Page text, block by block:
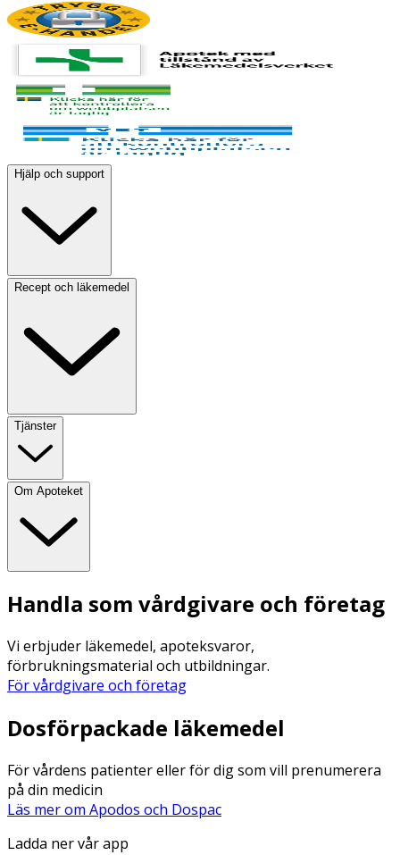
Hjälp och support
Recept och läkemedel
Tjänster
Om Apoteket
Handla som vårdgivare och företag
Vi erbjuder läkemedel, apoteksvaror,
förbrukningsmaterial och utbildningar.
För vårdgivare och företag
Dosförpackade läkemedel
För vårdens patienter eller för dig som vill prenumerera
på din medicin
Läs mer om Apodos och Dospac
Ladda ner vår app